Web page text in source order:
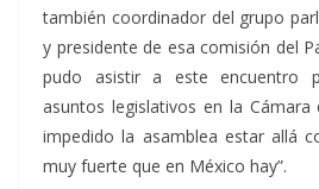
también coordinador del grupo
y presidente de esa comisión del
pudo asistir a este encuentro
asuntos legislativos en la Cámara
impedido la asamblea estar allá
muy fuerte que en México hay”.